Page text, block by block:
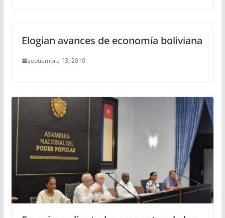
Elogian avances de economía boliviana
septiembre 13, 2010